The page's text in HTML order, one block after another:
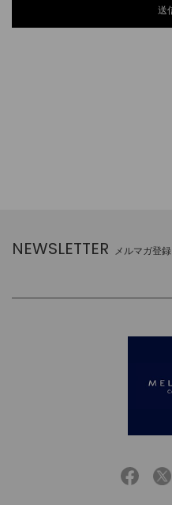
NEWSLETTER メルマガ登録